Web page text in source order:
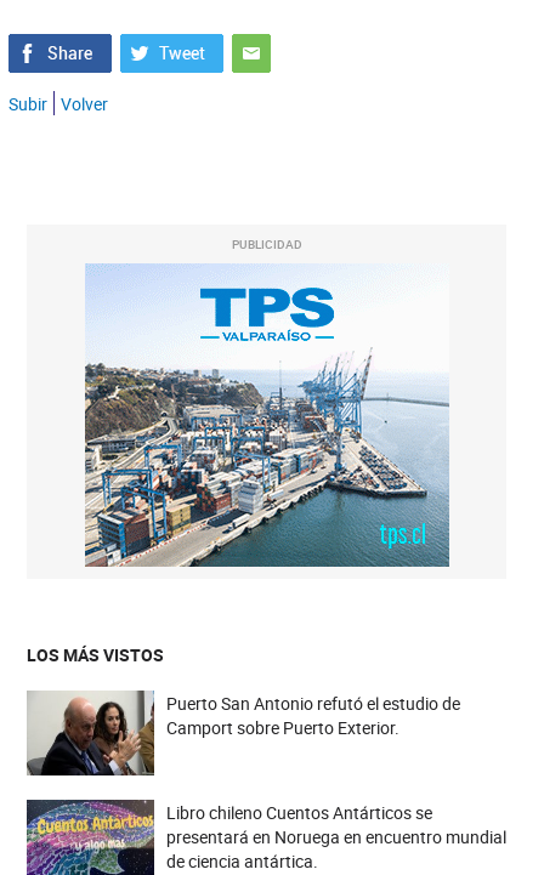
Subir Volver
PUBLICIDAD
LOS MÁS VISTOS
Puerto San Antonio refutó el estudio de
Camport sobre Puerto Exterior.
Libro chileno Cuentos Antárticos se
presentará en Noruega en encuentro mundial
de ciencia antártica.